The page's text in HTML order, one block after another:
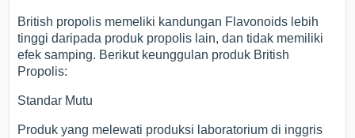
British propolis memeliki kandungan Flavonoids lebih
tinggi daripada produk propolis lain, dan tidak memiliki
efek samping. Berikut keunggulan produk British
Propolis:
Standar Mutu
Produk yang melewati produksi laboratorium di inggris